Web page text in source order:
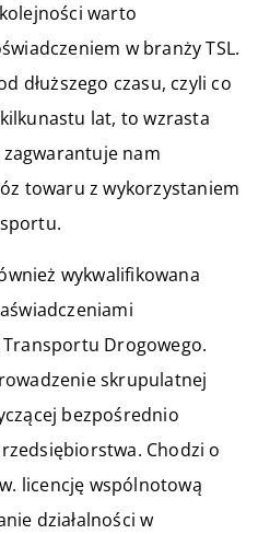
warto
w branży TSL.
dłuższego czasu, czyli co
lat, to wzrasta
nam
towaru z wykorzystaniem
wykwalifikowana
Drogowego.
skrupulatnej
bezpośrednio
Chodzi o
licencję wspólnotową
działalności w